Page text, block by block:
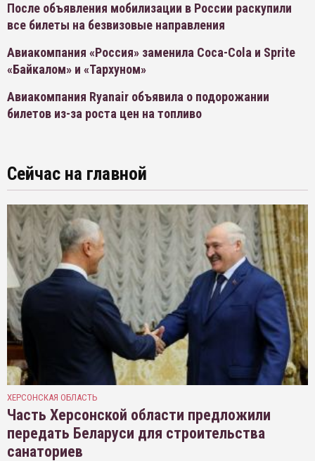
После объявления мобилизации в России раскупили
все билеты на безвизовые направления
Авиакомпания «Россия» заменила Coca-Cola и Sprite
«Байкалом» и «Тархуном»
Авиакомпания Ryanair объявила о подорожании
билетов из-за роста цен на топливо
Сейчас на главной
ХЕРСОНСКАЯ ОБЛАСТЬ
Часть Херсонской области предложили
передать Беларуси для строительства
санаториев